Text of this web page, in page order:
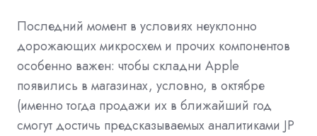
Последний момент в условиях неуклонно
дорожающих микросхем и прочих компонентов
особенно важен: чтобы складни Apple
появились в магазинах, условно, в октябре
(именно тогда продажи их в ближайший год
смогут достичь предсказываемых аналитиками JP